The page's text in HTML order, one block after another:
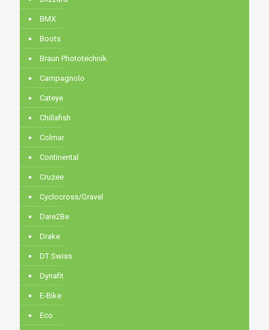
BMX
Boots
Braun Phototechnik
Campagnolo
Cateye
Chillafish
Colmar
Continental
Cruzee
Cyclocross/Gravel
Dare2Be
Drake
DT Swiss
Dynafit
E-Bike
Eco